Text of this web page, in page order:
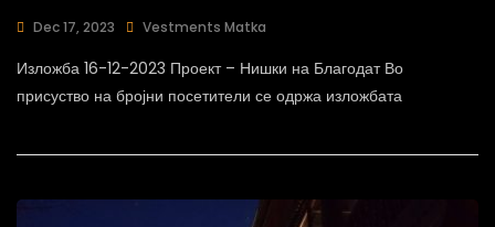
Dec 17, 2023 Vestments Matka
Изложба 16-12-2023 Проект – Нишки на Благодат Во
присуство на бројни посетители се одржа изложбата